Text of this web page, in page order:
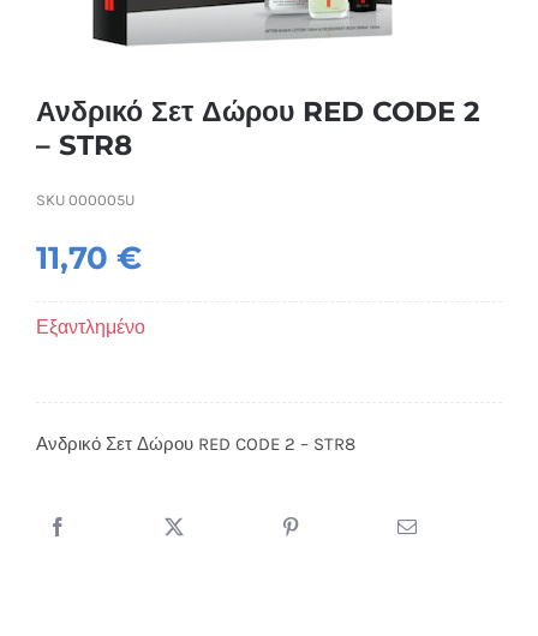
Συσκευές Ομορφιάς
Ποτά
Ανδρικό Σετ Δώρου RED CODE 2
– STR8
SKU 000005U
11,70 €
Εξαντλημένο
Ανδρικό Σετ Δώρου RED CODE 2 – STR8